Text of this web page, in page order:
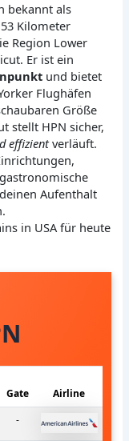
bekannt als
Kilometer
Region Lower
Er ist ein
und bietet
Flughäfen
Größe
stellt HPN sicher,
effizientverläuft.
Aufenthalt
in USA für heute
Gate
Airline
-